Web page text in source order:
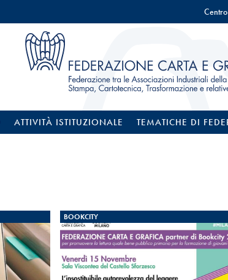
ATTIVITÀ ISTITUZIONALE TEMATICHE DI
BOOKCITY